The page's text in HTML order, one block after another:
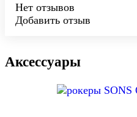
Нет отзывов
Добавить отзыв
Аксессуары